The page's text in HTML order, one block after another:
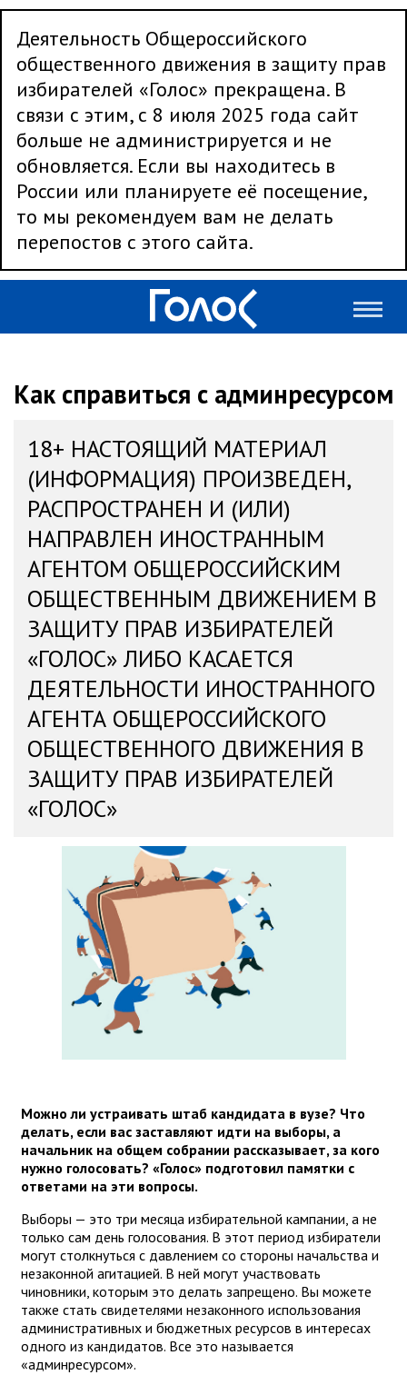
Деятельность Общероссийского
общественного движения в защиту прав
избирателей «Голос» прекращена. В
связи с этим, с 8 июля 2025 года сайт
больше не администрируется и не
обновляется. Если вы находитесь в
России или планируете её посещение,
то мы рекомендуем вам не делать
перепостов с этого сайта.
Как справиться с админресурсом
18+ НАСТОЯЩИЙ МАТЕРИАЛ
(ИНФОРМАЦИЯ) ПРОИЗВЕДЕН,
РАСПРОСТРАНЕН И (ИЛИ)
НАПРАВЛЕН ИНОСТРАННЫМ
АГЕНТОМ ОБЩЕРОССИЙСКИМ
ОБЩЕСТВЕННЫМ ДВИЖЕНИЕМ В
ЗАЩИТУ ПРАВ ИЗБИРАТЕЛЕЙ
«ГОЛОС» ЛИБО КАСАЕТСЯ
ДЕЯТЕЛЬНОСТИ ИНОСТРАННОГО
АГЕНТА ОБЩЕРОССИЙСКОГО
ОБЩЕСТВЕННОГО ДВИЖЕНИЯ В
ЗАЩИТУ ПРАВ ИЗБИРАТЕЛЕЙ
«ГОЛОС»
Можно ли устраивать штаб кандидата в вузе? Что
делать, если вас заставляют идти на выборы, а
начальник на общем собрании рассказывает, за кого
нужно голосовать? «Голос» подготовил памятки с
ответами на эти вопросы.
Выборы — это три месяца избирательной кампании, а не
только сам день голосования. В этот период избиратели
могут столкнуться с давлением со стороны начальства и
незаконной агитацией. В ней могут участвовать
чиновники, которым это делать запрещено. Вы можете
также стать свидетелями незаконного использования
административных и бюджетных ресурсов в интересах
одного из кандидатов. Все это называется
«админресурсом».